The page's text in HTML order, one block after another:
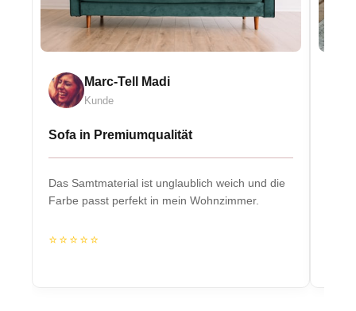
Marc-Tell Madi
Kunde
Sofa in Premiumqualität
Das Samtmaterial ist unglaublich weich und die
Farbe passt perfekt in mein Wohnzimmer.
⭐⭐⭐⭐⭐